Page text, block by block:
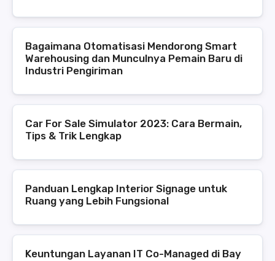
Bagaimana Otomatisasi Mendorong Smart
Warehousing dan Munculnya Pemain Baru di
Industri Pengiriman
Car For Sale Simulator 2023: Cara Bermain,
Tips & Trik Lengkap
Panduan Lengkap Interior Signage untuk
Ruang yang Lebih Fungsional
Keuntungan Layanan IT Co-Managed di Bay